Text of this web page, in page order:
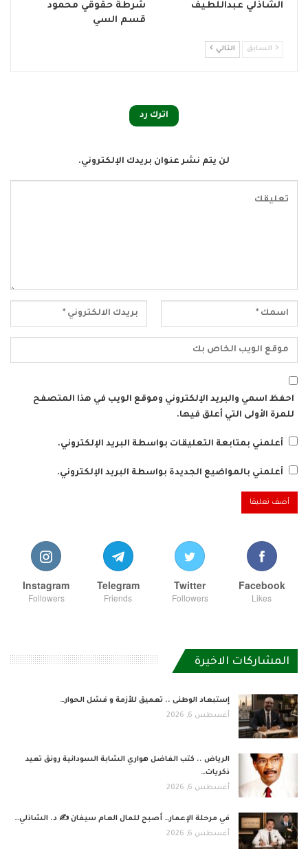
الشاذلي عبداللطيف
شرطة حقوقي محمود
قسم السي
السابق التالي
اترك رد
لن يتم نشر عنوان بريدك الإلكتروني.
احفظ اسمي والبريد الإلكتروني وموقع الويب في هذا المتصفح
للمرة الأولى التي أعلق فيها.
أعلمني بمتابعة التعليقات بواسطة البريد الإلكتروني.
أعلمني بالمواضيع الجديدة بواسطة البريد الإلكتروني.
Facebook
Likes
Twitter
Followers
Telegram
Friends
Instagram
Followers
المشاركات الاخيرة
إستبعاد الوطنى .. تعميق للأزمة و فشل الحوار…
أغسطس 6, 2026
الرياض .. كتب الفاضل هواري الشابة السودانية رونق تعيد
ذكريات…
أغسطس 6, 2026
في مرحلة الإعمار… أصبح للمال العام سيفان ✍️ د. الشاذلي…
أغسطس 6, 2026